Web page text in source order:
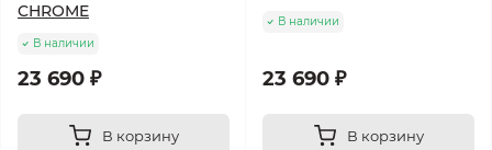
CHROME
В наличии
23 690 ₽
В корзину
В наличии
23 690 ₽
В корзину